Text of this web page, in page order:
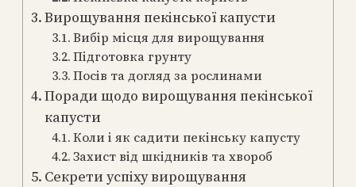
Вирощування пекінської капусти
Вибір місця для вирощування
Підготовка грунту
Посів та догляд за рослинами
Поради щодо вирощування пекінської
капусти
Коли і як садити пекінську капусту
Захист від шкідників та хвороб
Секрети успіху вирощування